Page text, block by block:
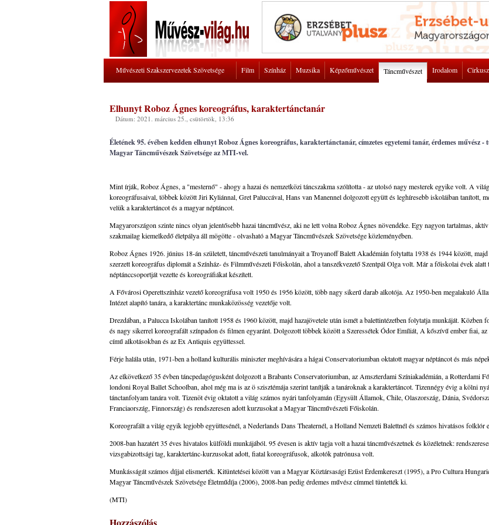
Művészeti Szakszervezetek Szövetsége Film Színház Muzsika Képzőművészet Táncművészet Irodalom
Elhunyt Roboz Ágnes koreográfus, karaktertánctanár
Dátum: 2021. március 25., csütörtök, 13:36
Életének 95. évében kedden elhunyt Roboz Ágnes koreográfus, karaktertánctanár, címzetes egyetemi tanár, érdemes művész -
Magyar Táncművészek Szövetsége az MTI-vel.
Mint írják, Roboz Ágnes, a "mesternő" - ahogy a hazai és nemzetközi táncszakma szólította - az utolsó nagy mesterek egyike volt. A
koreográfusaival, többek között Jiri Kyliánnal, Gret Paluccával, Hans van Manennel dolgozott együtt és leghíresebb iskoláiban tanított,
velük a karaktertáncot és a magyar néptáncot.
Magyarországon szinte nincs olyan jelentősebb hazai táncművész, aki ne lett volna Roboz Ágnes növendéke. Egy nagyon tartalmas,
szakmailag kiemelkedő életpálya áll mögötte - olvasható a Magyar Táncművészek Szövetsége közleményében.
Roboz Ágnes 1926. június 18-án született, táncművészeti tanulmányait a Troyanoff Balett Akadémián folytatta 1938 és 1944 között,
szerzett koreográfus diplomát a Színház- és Filmművészeti Főiskolán, ahol a tanszékvezető Szentpál Olga volt. Már a főiskolai évek alatt
néptánccsoportját vezette és koreográfiákat készített.
A Fővárosi Operettszínház vezető koreográfusa volt 1950 és 1956 között, több nagy sikerű darab alkotója. Az 1950-ben megalakuló
Intézet alapító tanára, a karaktertánc munkaközösség vezetője volt.
Drezdában, a Palucca Iskolában tanított 1958 és 1960 között, majd hazajövetele után ismét a balettintézetben folytatja munkáját. Közben
és nagy sikerrel koreografált színpadon és filmen egyaránt. Dolgozott többek között a Szeressétek Ódor Emíliát, A kőszívű ember fiai,
című alkotásokban és az Ex Antiquis együttessel.
Férje halála után, 1971-ben a holland kulturális miniszter meghívására a hágai Conservatoriumban oktatott magyar néptáncot és más
Az elkövetkező 35 évben táncpedagógusként dolgozott a Brabants Conservatoriumban, az Amszterdami Színiakadémián, a Rotterdami
londoni Royal Ballet Schoolban, ahol még ma is az ö szisztémája szerint tanítják a tanároknak a karaktertáncot. Tizennégy évig a kölni
tánctanfolyam tanára volt. Tizenöt évig oktatott a világ számos nyári tanfolyamán (Egysült Államok, Chile, Olaszország, Dánia,
Franciaország, Finnország) és rendszeresen adott kurzusokat a Magyar Táncművészeti Főiskolán.
Koreografált a világ egyik legjobb együttesénél, a Nederlands Dans Theaternél, a Holland Nemzeti Balettnél és számos hivatásos folklór
2008-ban hazatért 35 éves hivatalos külföldi munkájából. 95 évesen is aktív tagja volt a hazai táncművészetnek és közéletnek:
vizsgabizottsági tag, karaktertánc-kurzusokat adott, fiatal koreográfusok, alkotók patrónusa volt.
Munkásságát számos díjjal elismerték. Kitüntetései között van a Magyar Köztársasági Ezüst Érdemkereszt (1995), a Pro Cultura
Magyar Táncművészek Szövetsége Életműdíja (2006), 2008-ban pedig érdemes művész címmel tüntették ki.
(MTI)